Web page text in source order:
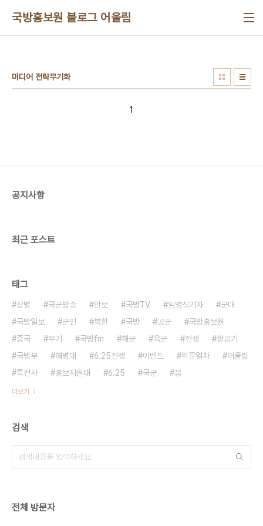
국방홍보원 블로그 어울림
미디어 전략무기화
1
공지사항
최근 포스트
태그
장병 국군방송 안보 국방TV 임영식기자
군대
국방일보
군인 북한 국방 공군
국방홍보원
중국
무기 국방fm 해군 육군 전쟁
항공기
국방부
해병대 6.25전쟁 이벤트 위문열차
어울림
특전사
홍보지원대 6.25 국군 붐
더보기
검색
전체 방문자